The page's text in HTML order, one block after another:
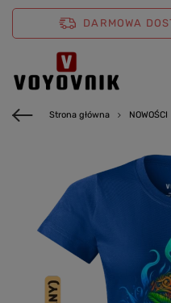
DARMOWA
Strona główna NOWOŚCI